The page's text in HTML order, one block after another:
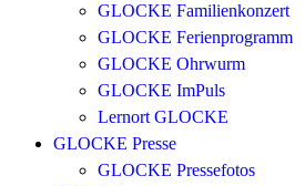
GLOCKE Familienkonzert
GLOCKE Ferienprogramm
GLOCKE Ohrwurm
GLOCKE ImPuls
Lernort GLOCKE
GLOCKE Presse
GLOCKE Pressefotos